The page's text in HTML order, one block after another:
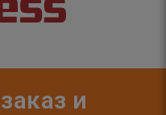
и